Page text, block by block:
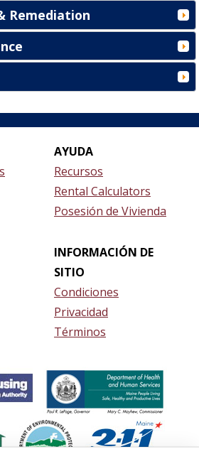
Remediation
AYUDA
Recursos
Rental Calculators
Posesión de Vivienda
INFORMACIÓN DE
SITIO
Condiciones
Privacidad
Términos